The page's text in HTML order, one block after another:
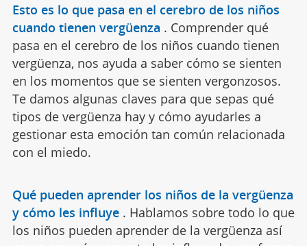
Esto es lo que pasa en el cerebro de los niños
cuando tienen vergüenza . Comprender qué
pasa en el cerebro de los niños cuando tienen
vergüenza, nos ayuda a saber cómo se sienten
en los momentos que se sienten vergonzosos.
Te damos algunas claves para que sepas qué
tipos de vergüenza hay y cómo ayudarles a
gestionar esta emoción tan común relacionada
con el miedo.
Qué pueden aprender los niños de la vergüenza
y cómo les influye . Hablamos sobre todo lo que
los niños pueden aprender de la vergüenza así